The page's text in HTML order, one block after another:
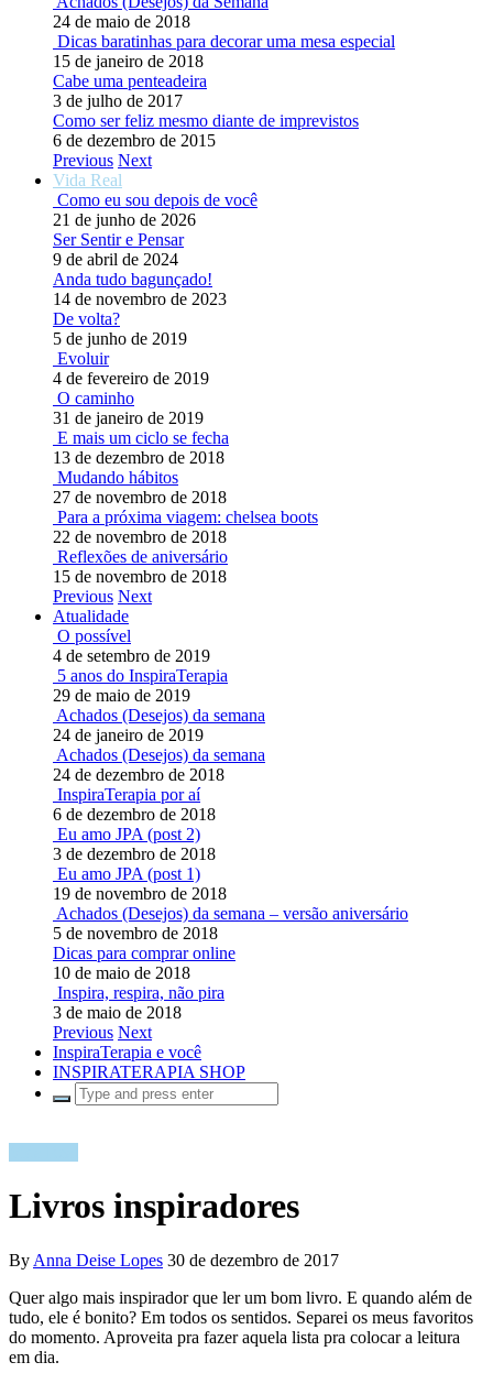
24 de maio de 2018
Dicas baratinhas para decorar uma mesa especial
15 de janeiro de 2018
Cabe uma penteadeira
3 de julho de 2017
Como ser feliz mesmo diante de imprevistos
6 de dezembro de 2015
Previous Next
Vida Real
Como eu sou depois de você
21 de junho de 2026
Ser Sentir e Pensar
9 de abril de 2024
Anda tudo bagunçado!
14 de novembro de 2023
De volta?
5 de junho de 2019
Evoluir
4 de fevereiro de 2019
O caminho
31 de janeiro de 2019
E mais um ciclo se fecha
13 de dezembro de 2018
Mudando hábitos
27 de novembro de 2018
Para a próxima viagem: chelsea boots
22 de novembro de 2018
Reflexões de aniversário
15 de novembro de 2018
Previous Next
Atualidade
O possível
4 de setembro de 2019
5 anos do InspiraTerapia
29 de maio de 2019
Achados (Desejos) da semana
24 de janeiro de 2019
Achados (Desejos) da semana
24 de dezembro de 2018
InspiraTerapia por aí
6 de dezembro de 2018
Eu amo JPA (post 2)
3 de dezembro de 2018
Eu amo JPA (post 1)
19 de novembro de 2018
Achados (Desejos) da semana – versão aniversário
5 de novembro de 2018
Dicas para comprar online
10 de maio de 2018
Inspira, respira, não pira
3 de maio de 2018
Previous Next
InspiraTerapia e você
INSPIRATERAPIA SHOP
Livros inspiradores
By Anna Deise Lopes 30 de dezembro de 2017
Quer algo mais inspirador que ler um bom livro. E quando além de
tudo, ele é bonito? Em todos os sentidos. Separei os meus favoritos
do momento. Aproveita pra fazer aquela lista pra colocar a leitura
em dia.